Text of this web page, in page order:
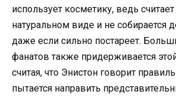
использует косметику, ведь
натуральном виде и не собирается
даже если сильно постареет.
фанатов также придерживается
считая, что Энистон говорит
пытается направить